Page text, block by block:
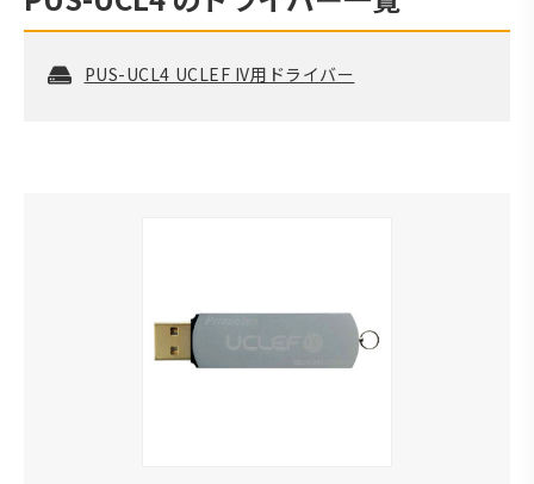
PUS-UCL4 UCLEF IV用ドライバー